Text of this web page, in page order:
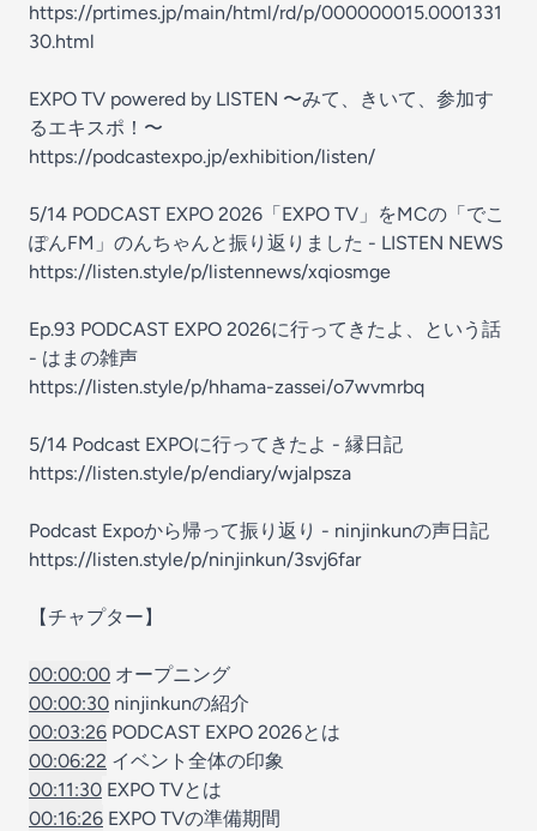
https://prtimes.jp/main/html/rd/p/000000015.0001331
30.html
EXPO TV powered by LISTEN 〜みて、きいて、参加す
るエキスポ！〜
https://podcastexpo.jp/exhibition/listen/
5/14 PODCAST EXPO 2026「EXPO TV」をMCの「でこ
ぽんFM」のんちゃんと振り返りました - LISTEN NEWS
https://listen.style/p/listennews/xqiosmge
Ep.93 PODCAST EXPO 2026に行ってきたよ、という話
- はまの雑声
https://listen.style/p/hhama-zassei/o7wvmrbq
5/14 Podcast EXPOに行ってきたよ - 縁日記
https://listen.style/p/endiary/wjalpsza
Podcast Expoから帰って振り返り - ninjinkunの声日記
https://listen.style/p/ninjinkun/3svj6far
【チャプター】
00:00:00 オープニング
00:00:30 ninjinkunの紹介
00:03:26 PODCAST EXPO 2026とは
00:06:22 イベント全体の印象
00:11:30 EXPO TVとは
00:16:26 EXPO TVの準備期間